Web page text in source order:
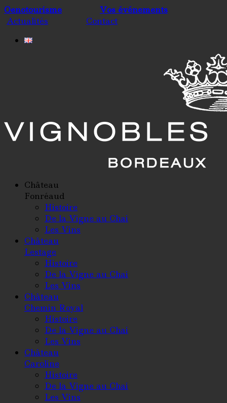
Oenotourisme
Vos événements
Actualités
Contact
Château
Fonréaud
Histoire
De la Vigne au Chai
Les Vins
Château
Lestage
Histoire
De la Vigne au Chai
Les Vins
Château
Chemin Royal
Histoire
De la Vigne au Chai
Les Vins
Château
Caroline
Histoire
De la Vigne au Chai
Les Vins